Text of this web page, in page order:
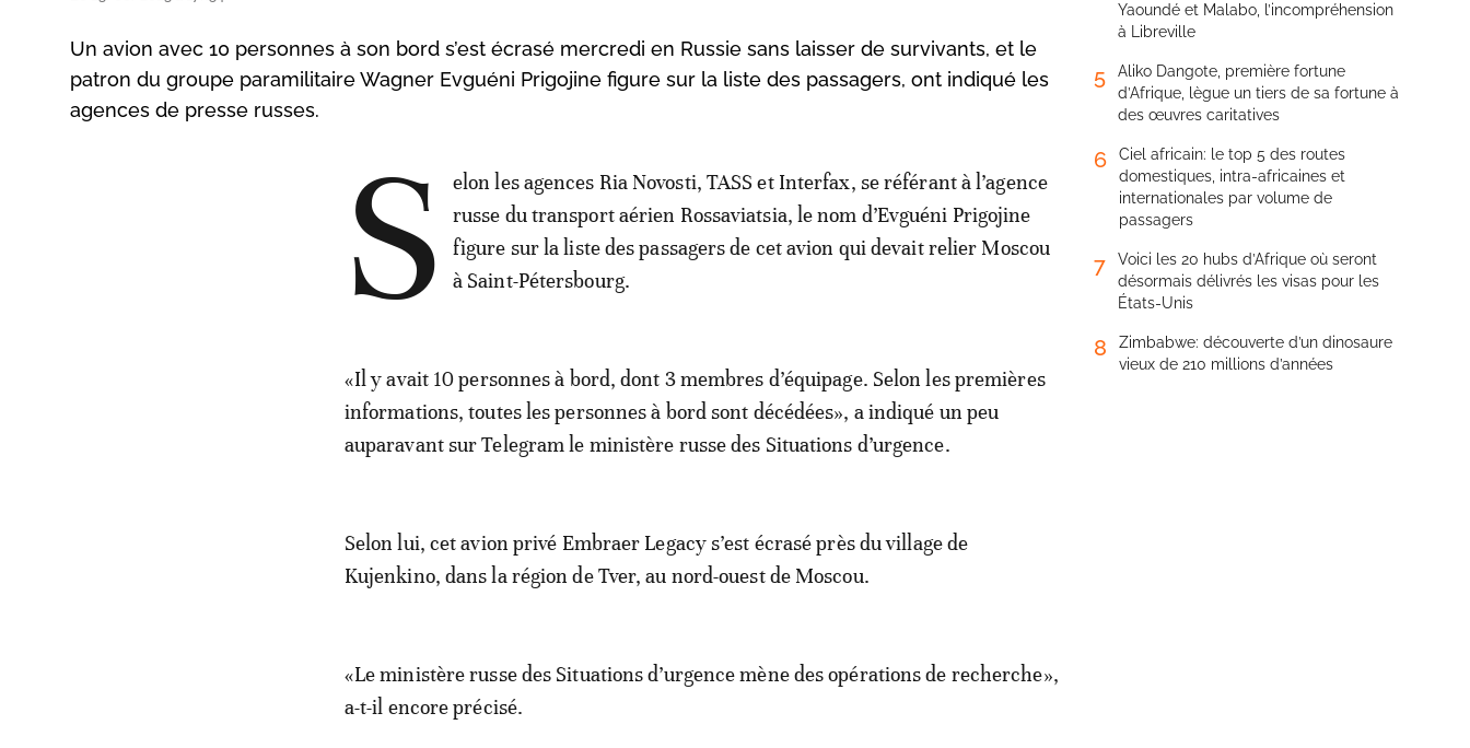
Un avion avec 10 personnes à son bord s’est écrasé mercredi en Russie sans laisser de survivants, et le
patron du groupe paramilitaire Wagner Evguéni Prigojine figure sur la liste des passagers, ont indiqué les
agences de presse russes.
S
elon les agences Ria Novosti, TASS et Interfax, se référant à l’agence
russe du transport aérien Rossaviatsia, le nom d’Evguéni Prigojine
figure sur la liste des passagers de cet avion qui devait relier Moscou
à Saint-Pétersbourg.
«Il y avait 10 personnes à bord, dont 3 membres d’équipage. Selon les premières
informations, toutes les personnes à bord sont décédées», a indiqué un peu
auparavant sur Telegram le ministère russe des Situations d’urgence.
Selon lui, cet avion privé Embraer Legacy s’est écrasé près du village de
Kujenkino, dans la région de Tver, au nord-ouest de Moscou.
«Le ministère russe des Situations d’urgence mène des opérations de recherche»,
a-t-il encore précisé.
Yaoundé et Malabo, l’incompréhension
à Libreville
5
Aliko Dangote, première fortune
d’Afrique, lègue un tiers de sa fortune à
des œuvres caritatives
6
Ciel africain: le top 5 des routes
domestiques, intra-africaines et
internationales par volume de
passagers
7
Voici les 20 hubs d’Afrique où seront
désormais délivrés les visas pour les
États-Unis
8
Zimbabwe: découverte d’un dinosaure
vieux de 210 millions d’années